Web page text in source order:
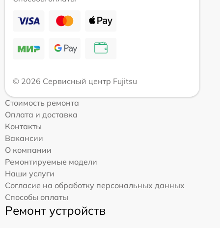
© 2026 Сервисный центр Fujitsu
Стоимость ремонта
Оплата и доставка
Контакты
Вакансии
О компании
Ремонтируемые модели
Наши услуги
Согласие на обработку персональных данных
Способы оплаты
Ремонт устройств